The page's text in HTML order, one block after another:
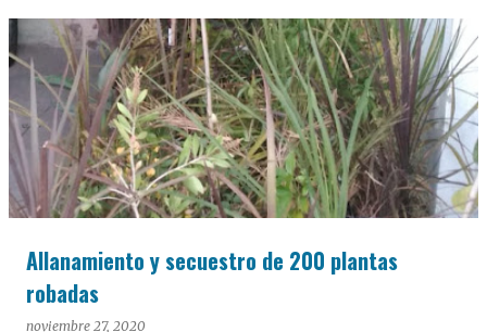
Allanamiento y secuestro de 200 plantas
robadas
noviembre 27, 2020